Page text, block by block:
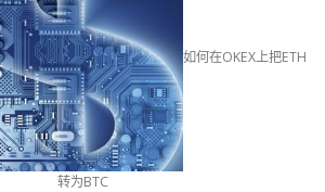
如何在OKEX上把ETH
转为BTC